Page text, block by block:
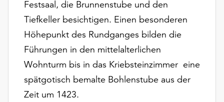
Festsaal, die Brunnenstube und den
Tiefkeller besichtigen. Einen besonderen
Höhepunkt des Rundganges bilden die
Führungen in den mittelalterlichen
Wohnturm bis in das Kriebsteinzimmer  eine
spätgotisch bemalte Bohlenstube aus der
Zeit um 1423.